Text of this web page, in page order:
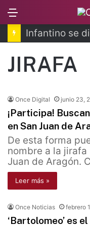
JIRAFA
Once Digital junio 23,
¡Participa!
en San Juan de
De esta forma
nombre a la
Juan de Aragón.
Leer más »
Once Noticias febrero
‘Bartolomeo’ es